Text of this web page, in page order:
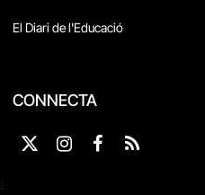
El Diari de l'Educació
CONNECTA
X
Instagram
Facebook
RSS